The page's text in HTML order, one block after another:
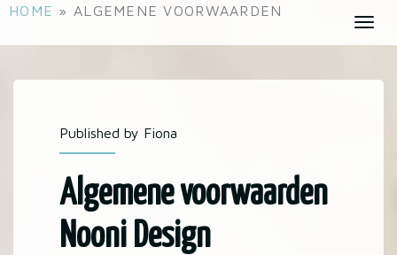
T
o
HOME » ALGEMENE VOORWAARDEN
Published by Fiona
Algemene voorwaarden
Nooni Design